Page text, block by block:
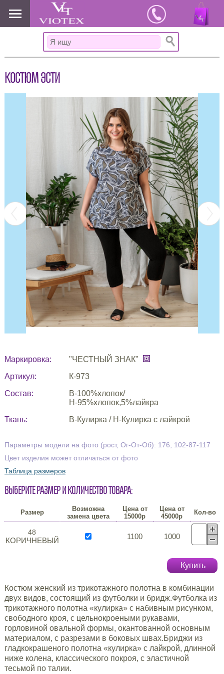
www.viotex37.ru
КОСТЮМ ЭСТИ
Маркировка:
"ЧЕСТНЫЙ ЗНАК"
Артикул:
К-973
Состав:
В-100%хлопок/
Н-95%хлопок,5%лайкра
Ткань:
В-Кулирка / Н-Кулирка с лайкрой
Параметры модели на фото (рост, Ог-От-Об): 176, 102-87-117
Цвет изделия может отличаться от фото
Таблица размеров
Выберите размер и количество товара:
Размер
Возможна
замена цвета
Цена от
15000р
Цена от
45000р
Кол-во
48
КОРИЧНЕВЫЙ 1100 1000
Купить
Костюм женский из трикотажного полотна в комбинации
двух видов, состоящий из футболки и бридж.Футболка из
трикотажного полотна «кулирка» с набивным рисунком,
свободного кроя, с цельнокроеными рукавами,
горловиной овальной формы, окантованной основным
материалом, с разрезами в боковых швах.Бриджи из
гладкокрашеного полотна «кулирка» с лайкрой, длинной
ниже колена, классического покроя, с эластичной
тесьмой по талии.